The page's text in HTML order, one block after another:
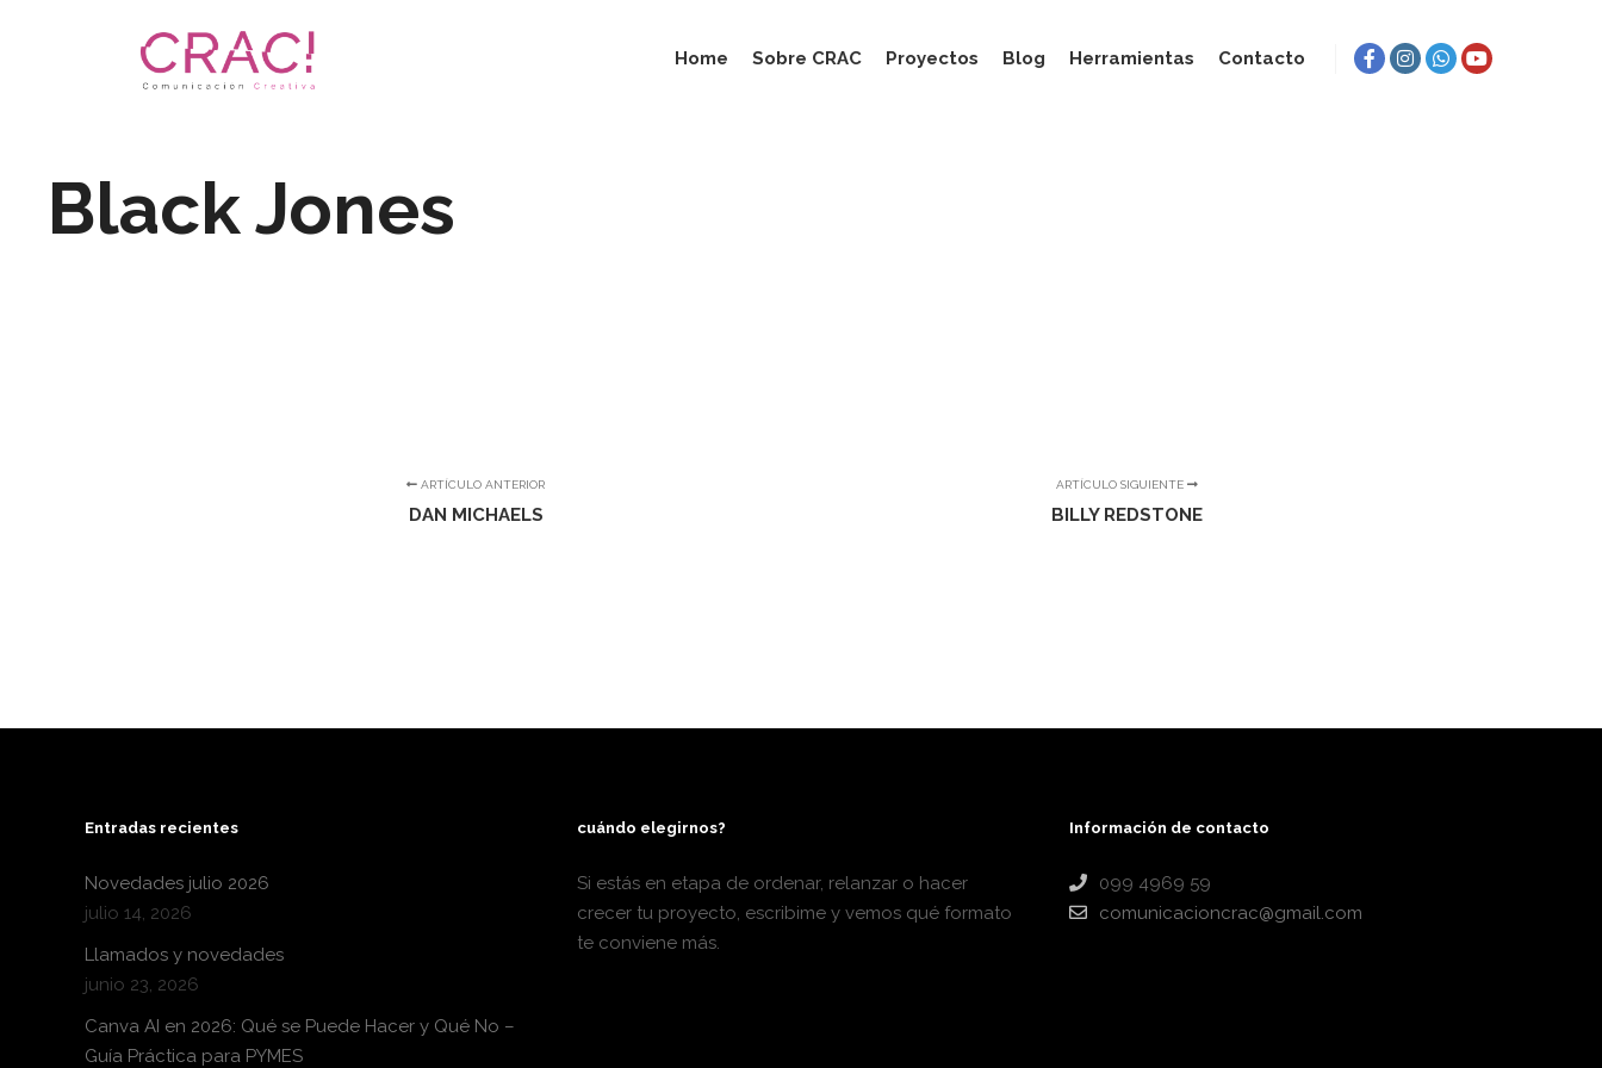
Home Sobre CRAC Proyectos Blog Herramientas Contacto
Black Jones
ARTÍCULO ANTERIOR
DAN MICHAELS
ARTÍCULO SIGUIENTE
BILLY REDSTONE
Entradas recientes
Novedades julio 2026
julio 14, 2026
Llamados y novedades
junio 23, 2026
Canva AI en 2026: Qué se Puede Hacer y Qué No –
Guía Práctica para PYMES
cuándo elegirnos?
Si estás en etapa de ordenar, relanzar o hacer
crecer tu proyecto, escribime y vemos qué formato
te conviene más.
Información de contacto
099 4969 59
comunicacioncrac@gmail.com